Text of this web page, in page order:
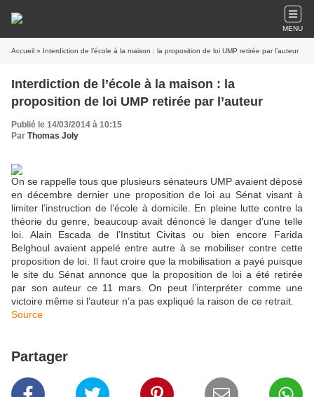
MENU
Accueil » Interdiction de l’école à la maison : la proposition de loi UMP retirée par l’auteur
Interdiction de l’école à la maison : la
proposition de loi UMP retirée par l’auteur
Publié le 14/03/2014 à 10:15
Par Thomas Joly
On se rappelle tous que plusieurs sénateurs UMP avaient déposé
en décembre dernier une proposition de loi au Sénat visant à
limiter l’instruction de l’école à domicile. En pleine lutte contre la
théorie du genre, beaucoup avait dénoncé le danger d’une telle
loi. Alain Escada de l’Institut Civitas ou bien encore Farida
Belghoul avaient appelé entre autre à se mobiliser contre cette
proposition de loi. Il faut croire que la mobilisation a payé puisque
le site du Sénat annonce que la proposition de loi a été retirée
par son auteur ce 11 mars. On peut l’interpréter comme une
victoire même si l’auteur n’a pas expliqué la raison de ce retrait.
Source
Partager